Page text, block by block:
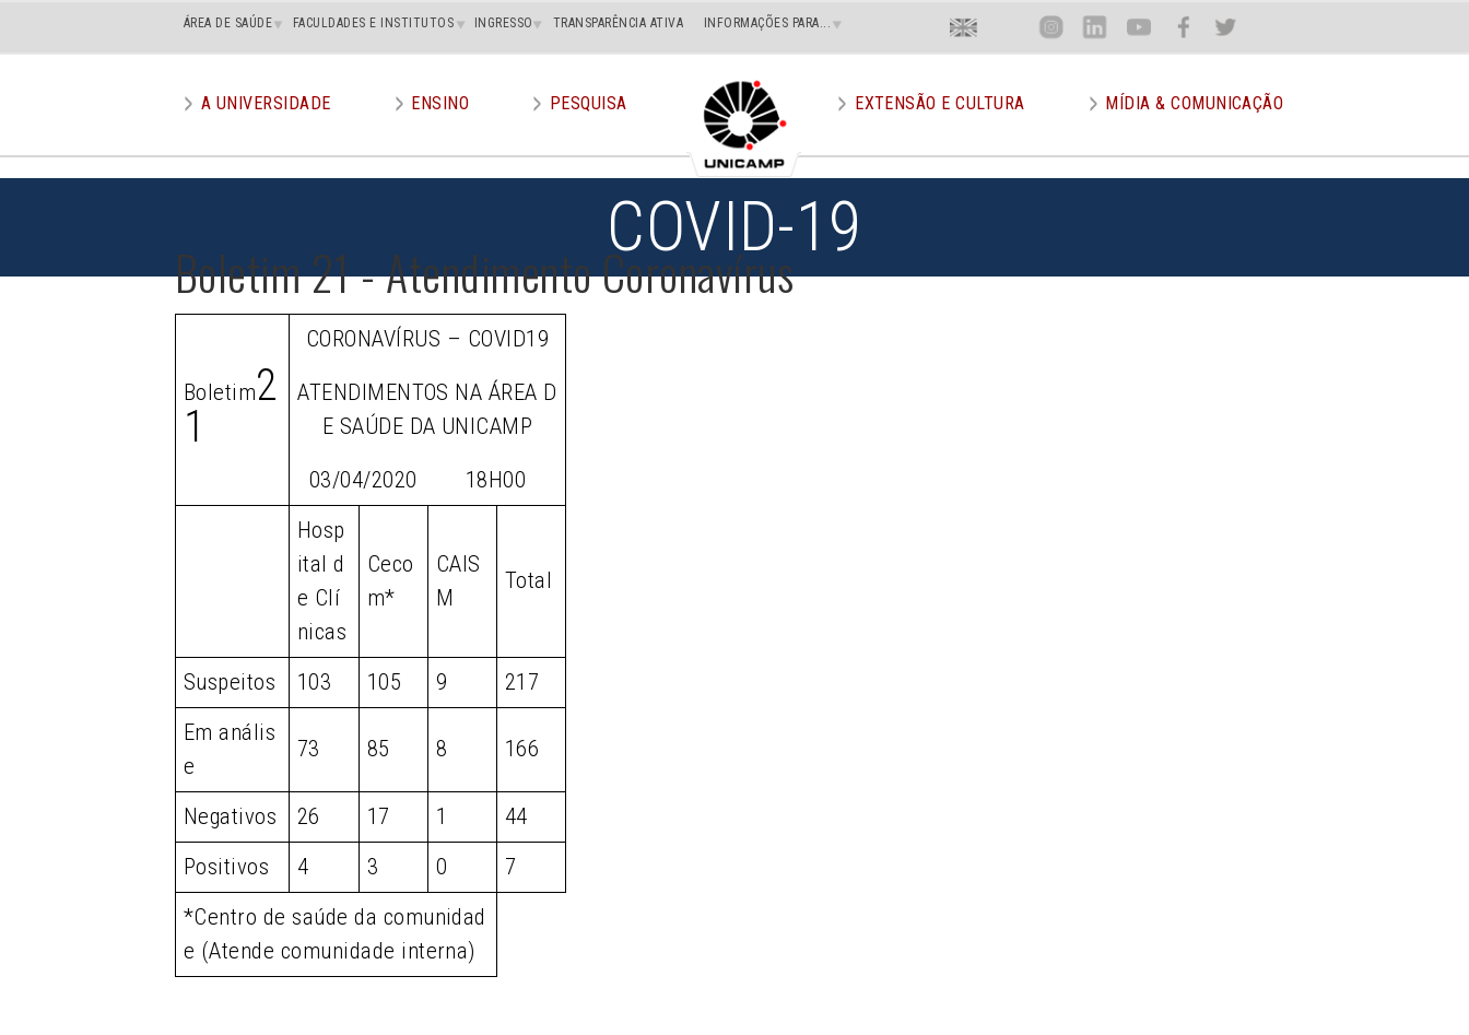
Main
superior
ÁREA DE SAÚDE FACULDADES E INSTITUTOS INGRESSO TRANSPARÊNCIA ATIVA INFORMAÇÕES PARA... Menu
Superior
Direito
En Inst Lin You Face Twit
menu
A UNIVERSIDADE ENSINO PESQUISA EXTENSÃO E CULTURA MÍDIA & COMUNICAÇÃO
COVID-19
Boletim 21 - Atendimento Coronavírus
Boletim2
1
CORONAVÍRUS – COVID19
ATENDIMENTOS NA ÁREA D
E SAÚDE DA UNICAMP
03/04/2020 18H00
Hosp
ital d
e Clí
nicas
Ceco
m*
CAIS
M
Total
Suspeitos 103 105 9
217
Em anális
e
73 85 8 166
Negativos 26 17 1
44
Positivos
4 3 0
7
*Centro de saúde da comunidad
e (Atende comunidade interna)